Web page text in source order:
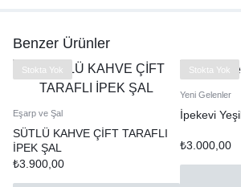
Benzer Ürünler
Stokta Yok
Eşarp ve Şal
SÜTLÜ KAHVE ÇİFT TARAFLI
İPEK ŞAL
₺3.900,00
Stokta Yok
Yeni Gelenler
İpekevi
₺3.000,00